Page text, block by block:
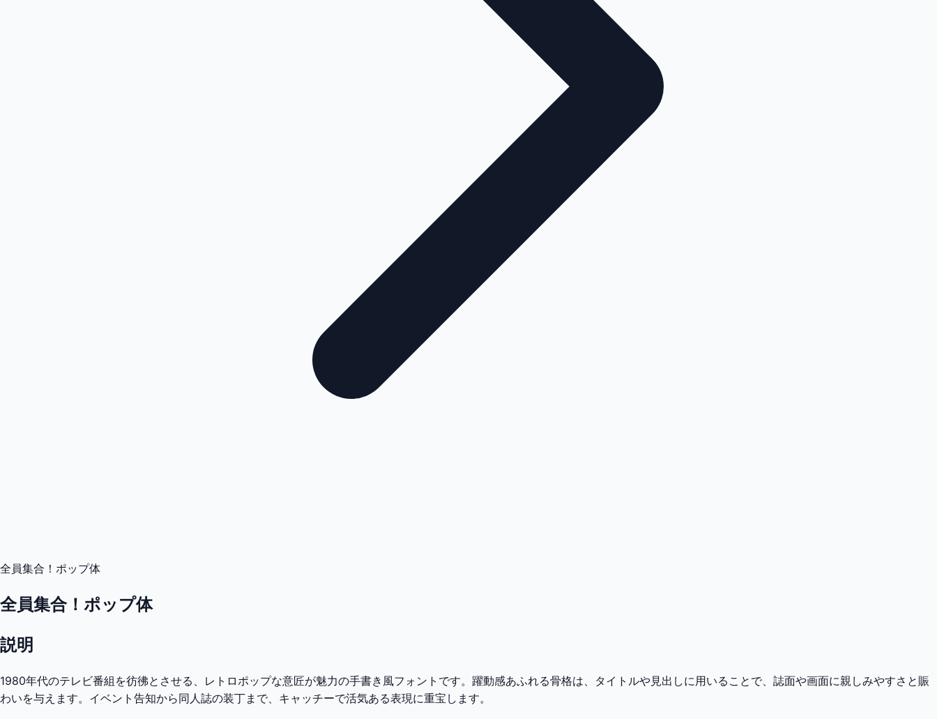
全員集合！ポップ体
全員集合！ポップ体
説明
1980年代のテレビ番組を彷彿とさせる、レトロポップな意匠が魅力の手書き風フォントです。躍動感あふれる骨格は、タイトルや見出しに用いることで、誌面や画面に親しみやすさと賑
わいを与えます。イベント告知から同人誌の装丁まで、キャッチーで活気ある表現に重宝します。